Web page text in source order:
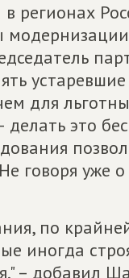
регионах
для
это
говоря уже
по
иногда
– добавил